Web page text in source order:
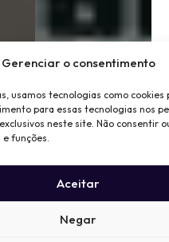
Gerenciar o consentimento
usamos tecnologias como
para essas tecnologias nos
neste site. Não consentir
funções.
Aceitar
Negar